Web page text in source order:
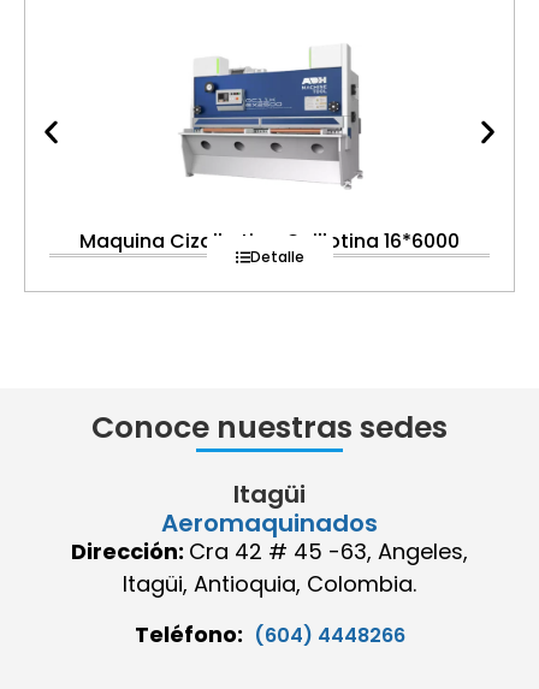
Maquina Cizalla tipo Guillotina 16*6000
Detalle
Conoce nuestras sedes
Itagüi
Aeromaquinados
Dirección: Cra 42 # 45 -63, Angeles,
Itagüi, Antioquia, Colombia.
Teléfono: (604) 4448266